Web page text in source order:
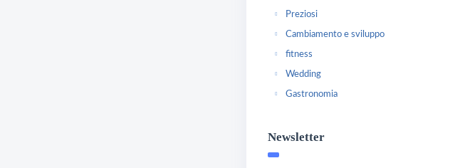
Preziosi
Cambiamento e sviluppo
fitness
Wedding
Gastronomia
Newsletter